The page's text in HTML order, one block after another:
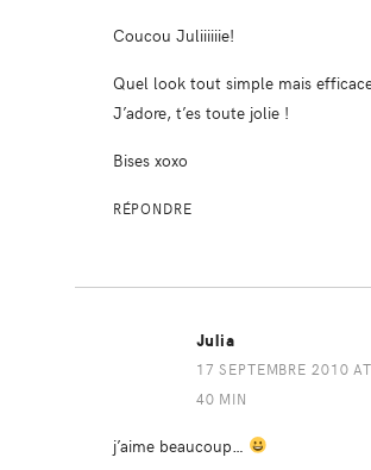
Coucou Juliiiiiie!
Quel look tout simple mais
J’adore, t’es toute jolie !
Bises xoxo
RÉPONDRE
Julia
17 SEPTEMBRE 2010
40 MIN
j’aime beaucoup…